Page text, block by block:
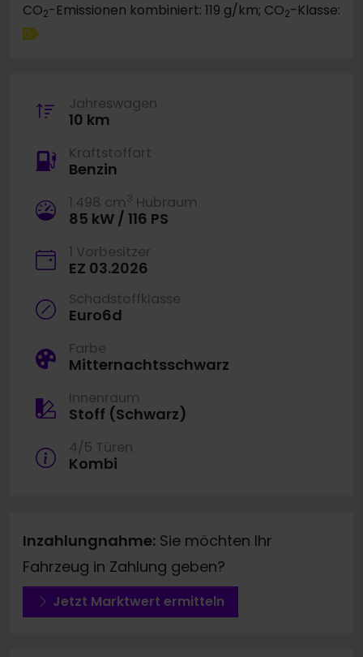
CO2-Emissionen kombiniert: 119 g/km; CO2-Klasse:
D
Jahreswagen
10 km
Kraftstoffart
Benzin
1.498 cm 3 Hubraum
85 kW / 116 PS
1 Vorbesitzer
EZ 03.2026
Schadstoffklasse
Euro6d
Farbe
Mitternachtsschwarz
Innenraum
Stoff (Schwarz)
4/5 Türen
Kombi
Inzahlungnahme: Sie möchten Ihr
Fahrzeug in Zahlung geben?
Jetzt Marktwert ermitteln